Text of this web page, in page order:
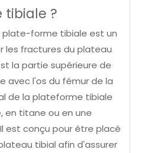
?
plate-forme tibiale est un
les fractures du plateau
la partie supérieure de
avec l'os du fémur de la
de la plateforme tibiale
en titane ou en une
est conçu pour être placé
tibial afin d'assurer